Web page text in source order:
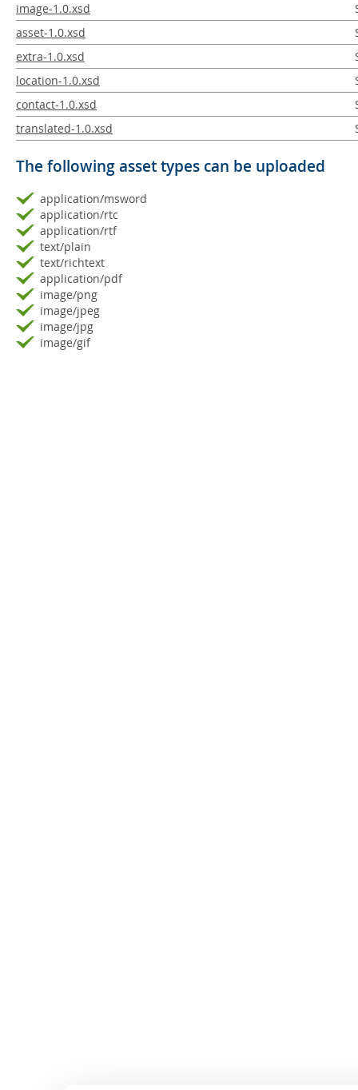
image-1.0.xsd
asset-1.0.xsd
extra-1.0.xsd
location-1.0.xsd
contact-1.0.xsd
translated-1.0.xsd
The following asset types can be uploaded
application/msword
application/rtc
application/rtf
text/plain
text/richtext
application/pdf
image/png
image/jpeg
image/jpg
image/gif